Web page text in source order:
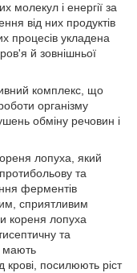
молекул і енергії за
від них продуктів
процесів укладена
й зовнішньої
комплекс, що
організму
обміну речовин і
лопуха, який
та
ферментів
сприятливим
кореня лопуха
та
мають
крові, посилюють ріст